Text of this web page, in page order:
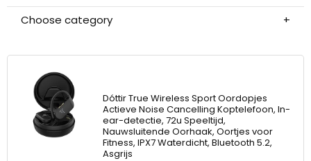
Choose category
Dóttir True Wireless Sport Oordopjes
Actieve Noise Cancelling Koptelefoon, In-
ear-detectie, 72u Speeltijd,
Nauwsluitende Oorhaak, Oortjes voor
Fitness, IPX7 Waterdicht, Bluetooth 5.2,
Asgrijs